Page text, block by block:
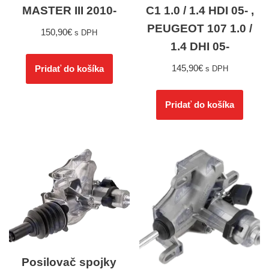
MASTER III 2010-
150,90€ s DPH
Pridať do košíka
C1 1.0 / 1.4 HDI 05- ,
PEUGEOT 107 1.0 /
1.4 DHI 05-
145,90€ s DPH
Pridať do košíka
Posilovač spojky